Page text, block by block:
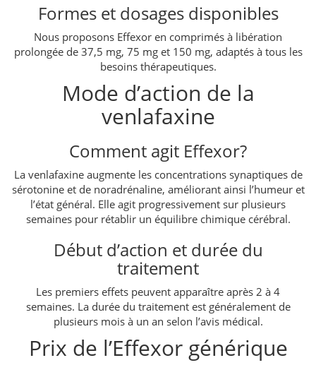
Formes et dosages disponibles
Nous proposons Effexor en comprimés à libération
prolongée de 37,5 mg, 75 mg et 150 mg, adaptés à tous les
besoins thérapeutiques.
Mode d’action de la
venlafaxine
Comment agit Effexor?
La venlafaxine augmente les concentrations synaptiques de
sérotonine et de noradrénaline, améliorant ainsi l’humeur et
l’état général. Elle agit progressivement sur plusieurs
semaines pour rétablir un équilibre chimique cérébral.
Début d’action et durée du
traitement
Les premiers effets peuvent apparaître après 2 à 4
semaines. La durée du traitement est généralement de
plusieurs mois à un an selon l’avis médical.
Prix de l’Effexor générique